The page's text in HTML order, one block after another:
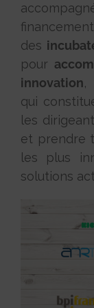
des
pour
innovation,
qui
les
et prendre
les plus
solutions